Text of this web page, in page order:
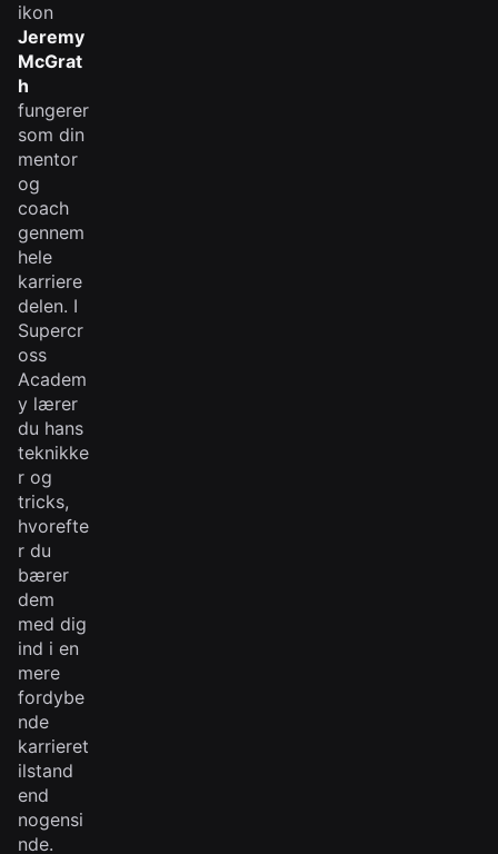
ikon
Jeremy
McGrat
h
fungerer
som din
mentor
og
coach
gennem
hele
karriere
delen. I
Supercr
oss
Academ
y lærer
du hans
teknikke
r og
tricks,
hvorefte
r du
bærer
dem
med dig
ind i en
mere
fordybe
nde
karrieret
ilstand
end
nogensi
nde.